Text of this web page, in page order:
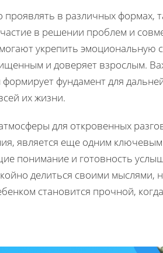
в различных формах,
в решении проблем и
укрепить эмоциональную
и доверяет взрослым.
формирует фундамент для
их жизни.
для откровенных
является еще одним
понимание и готовность
делиться своими мыслями,
становится прочной,